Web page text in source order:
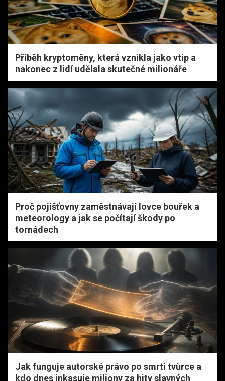
Příběh kryptoměny, která vznikla jako vtip a
nakonec z lidí udělala skutečné milionáře
Proč pojišťovny zaměstnávají lovce bouřek a
meteorology a jak se počítají škody po
tornádech
Jak funguje autorské právo po smrti tvůrce a
kdo dnes inkasuje miliony za hity slavných